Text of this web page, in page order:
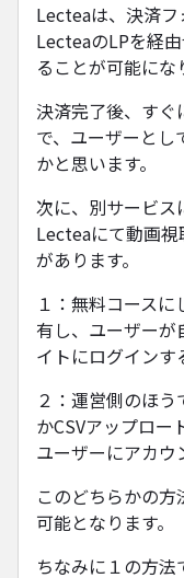
Lecteaは、決済フ
LecteaのLPを経
ることが可能にな
決済完了後、すぐ
で、ユーザーとし
かと思います。
次に、別サービス
Lecteaにて動画
があります。
１：無料コース
有し、ユーザー
イトにログインす
２：運営側のほ
かCSVアップロー
ユーザーにアカウ
このどちらかの
可能となります。
ちなみに１の方法